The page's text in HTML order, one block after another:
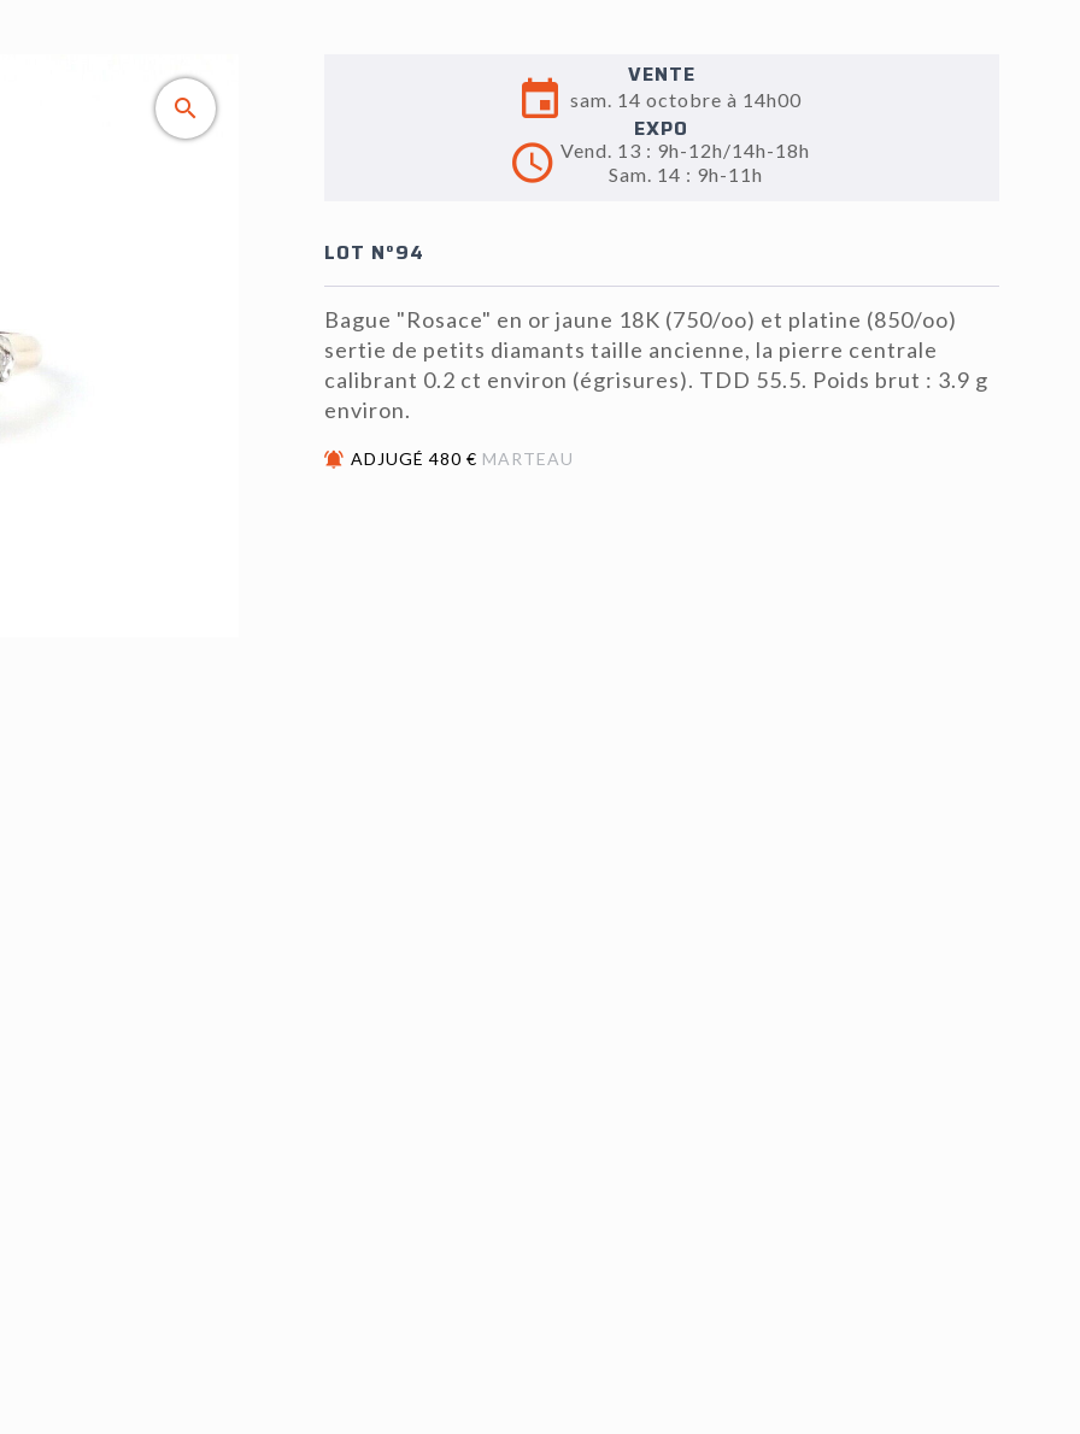
VENTE
sam. 14 octobre à 14h00
EXPO
Vend. 13 : 9h-12h/14h-18h
Sam. 14 : 9h-11h
LOT N°94
Bague "Rosace" en or jaune 18K (750/oo) et platine (850/oo)
sertie de petits diamants taille ancienne, la pierre centrale
calibrant 0.2 ct environ (égrisures). TDD 55.5. Poids brut : 3.9 g
environ.
ADJUGÉ 480 € MARTEAU